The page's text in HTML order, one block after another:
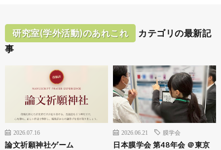
研究室(学外活動)のあれこれ
カテゴリの最新記
事
2026.07.16
論文祈願神社ゲーム
2026.06.21 膜学会
日本膜学会 第48年会 ＠東京